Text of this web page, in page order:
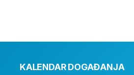
KALENDAR DOGAĐANJA